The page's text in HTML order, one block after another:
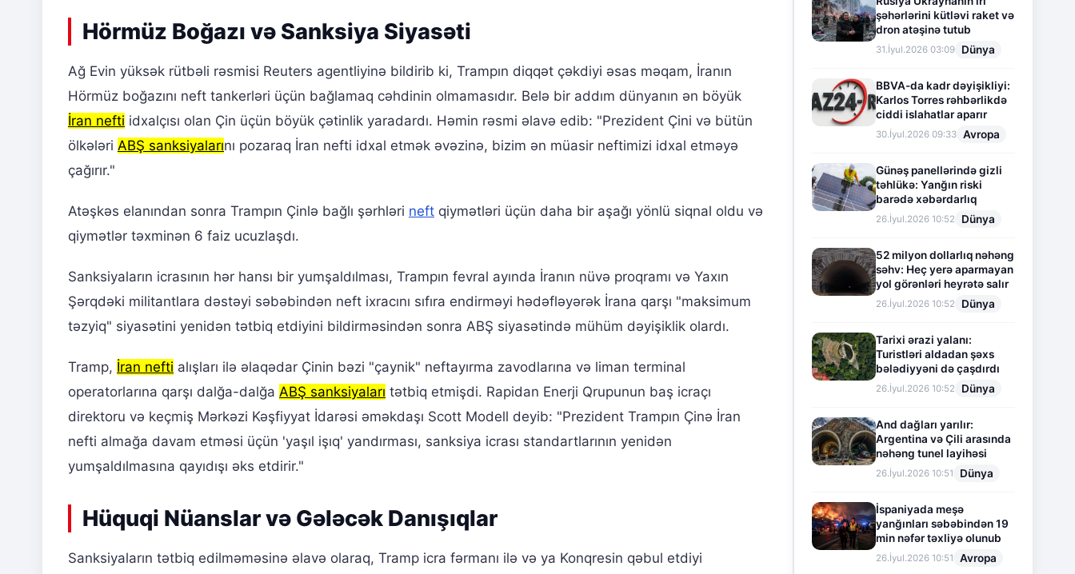
Hörmüz Boğazı və Sanksiya Siyasəti
Ağ Evin yüksək rütbəli rəsmisi Reuters agentliyinə bildirib ki, Trampın diqqət çəkdiyi əsas məqam, İranın
Hörmüz boğazını neft tankerləri üçün bağlamaq cəhdinin olmamasıdır. Belə bir addım dünyanın ən böyük
İran nefti idxalçısı olan Çin üçün böyük çətinlik yaradardı. Həmin rəsmi əlavə edib: "Prezident Çini və bütün
ölkələri ABŞ sanksiyalarını pozaraq İran nefti idxal etmək əvəzinə, bizim ən müasir neftimizi idxal etməyə
çağırır."
Atəşkəs elanından sonra Trampın Çinlə bağlı şərhləri neft qiymətləri üçün daha bir aşağı yönlü siqnal oldu və
qiymətlər təxminən 6 faiz ucuzlaşdı.
Sanksiyaların icrasının hər hansı bir yumşaldılması, Trampın fevral ayında İranın nüvə proqramı və Yaxın
Şərqdəki militantlara dəstəyi səbəbindən neft ixracını sıfıra endirməyi hədəfləyərək İrana qarşı "maksimum
təzyiq" siyasətini yenidən tətbiq etdiyini bildirməsindən sonra ABŞ siyasətində mühüm dəyişiklik olardı.
Tramp, İran nefti alışları ilə əlaqədar Çinin bəzi "çaynik" neftayırma zavodlarına və liman terminal
operatorlarına qarşı dalğa-dalğa ABŞ sanksiyaları tətbiq etmişdi. Rapidan Enerji Qrupunun baş icraçı
direktoru və keçmiş Mərkəzi Kəşfiyyat İdarəsi əməkdaşı Scott Modell deyib: "Prezident Trampın Çinə İran
nefti almağa davam etməsi üçün 'yaşıl işıq' yandırması, sanksiya icrası standartlarının yenidən
yumşaldılmasına qayıdışı əks etdirir."
Hüquqi Nüanslar və Gələcək Danışıqlar
Sanksiyaların tətbiq edilməməsinə əlavə olaraq, Tramp icra fərmanı ilə və ya Konqresin qəbul etdiyi
şəhərlərini kütləvi raket və
dron atəşinə tutub
31.İyul.2026 03:09 Dünya
BBVA-da kadr dəyişikliyi:
Karlos Torres rəhbərlikdə
ciddi islahatlar aparır
30.İyul.2026 09:33 Avropa
Günəş panellərində gizli
təhlükə: Yanğın riski
barədə xəbərdarlıq
26.İyul.2026 10:52 Dünya
52 milyon dollarlıq nəhəng
səhv: Heç yerə aparmayan
yol görənləri heyrətə salır
26.İyul.2026 10:52 Dünya
Tarixi ərazi yalanı:
Turistləri aldadan şəxs
bələdiyyəni də çaşdırdı
26.İyul.2026 10:52 Dünya
And dağları yarılır:
Argentina və Çili arasında
nəhəng tunel layihəsi
26.İyul.2026 10:51 Dünya
İspaniyada meşə
yanğınları səbəbindən 19
min nəfər təxliyə olunub
26.İyul.2026 10:51 Avropa